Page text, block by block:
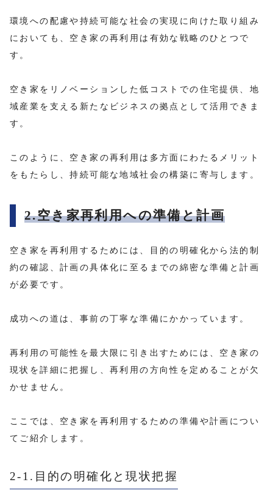
環境への配慮や持続可能な社会の実現に向けた取り組み
においても、空き家の再利用は有効な戦略のひとつで
す。
空き家をリノベーションした低コストでの住宅提供、地
域産業を支える新たなビジネスの拠点として活用できま
す。
このように、空き家の再利用は多方面にわたるメリット
をもたらし、持続可能な地域社会の構築に寄与します。
2.空き家再利用への準備と計画
空き家を再利用するためには、目的の明確化から法的制
約の確認、計画の具体化に至るまでの綿密な準備と計画
が必要です。
成功への道は、事前の丁寧な準備にかかっています。
再利用の可能性を最大限に引き出すためには、空き家の
現状を詳細に把握し、再利用の方向性を定めることが欠
かせません。
ここでは、空き家を再利用するための準備や計画につい
てご紹介します。
2-1.目的の明確化と現状把握